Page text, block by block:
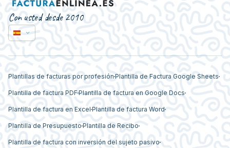
Con usted desde 2010
Plantillas de facturas por profesión Plantilla de Factura Google Sheets
Plantilla de factura PDFPlantilla de factura en Google Docs
Plantilla de factura en Excel Plantilla de factura Word
Plantilla de Presupuesto Plantilla de Recibo
Plantilla de factura con inversión del sujeto pasivo